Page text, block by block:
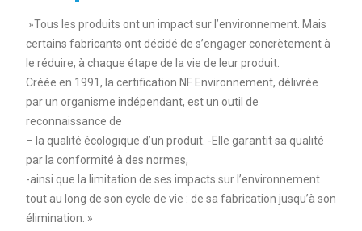
»Tous les produits ont un impact sur l’environnement. Mais
certains fabricants ont décidé de s’engager concrètement à
le réduire, à chaque étape de la vie de leur produit.
Créée en 1991, la certification NF Environnement, délivrée
par un organisme indépendant, est un outil de
reconnaissance de
– la qualité écologique d’un produit. -Elle garantit sa qualité
par la conformité à des normes,
-ainsi que la limitation de ses impacts sur l’environnement
tout au long de son cycle de vie : de sa fabrication jusqu’à son
élimination. »